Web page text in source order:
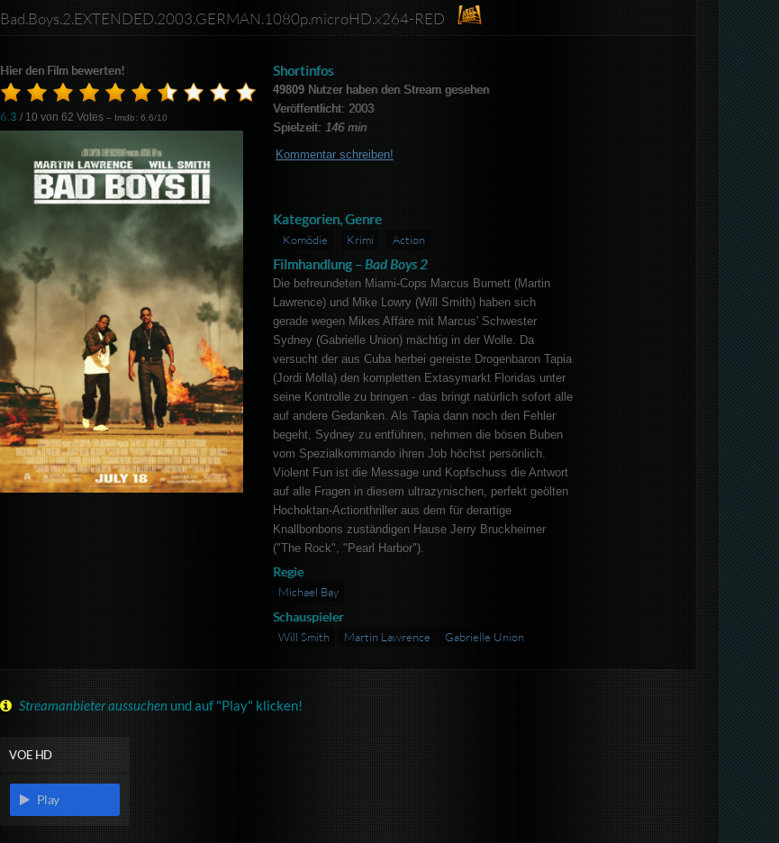
Bad.Boys.2.EXTENDED.2003.GERMAN.1080p.microHD.x264-RED
Hier den Film bewerten!
6.3 / 10 von62 Votes – Imdb: 6.6/10
Shortinfos
49809Nutzer haben den Stream gesehen
Veröffentlicht: 2003
Spielzeit: 146 min
Kommentar schreiben!
Kategorien, Genre
Komödie Krimi Action
Filmhandlung – Bad Boys 2
Die befreundeten Miami-Cops Marcus Burnett (Martin
Lawrence) und Mike Lowry (Will Smith) haben sich
gerade wegen Mikes Affäre mit Marcus' Schwester
Sydney (Gabrielle Union) mächtig in der Wolle. Da
versucht der aus Cuba herbei gereiste Drogenbaron Tapia
(Jordi Molla) den kompletten Extasymarkt Floridas unter
seine Kontrolle zu bringen - das bringt natürlich sofort alle
auf andere Gedanken. Als Tapia dann noch den Fehler
begeht, Sydney zu entführen, nehmen die bösen Buben
vom Spezialkommando ihren Job höchst persönlich.
Violent Fun ist die Message und Kopfschuss die Antwort
auf alle Fragen in diesem ultrazynischen, perfekt geölten
Hochoktan-Actionthriller aus dem für derartige
Knallbonbons zuständigen Hause Jerry Bruckheimer
("The Rock", "Pearl Harbor").
Regie
Michael Bay
Schauspieler
Will Smith Martin Lawrence Gabrielle Union
Streamanbieter aussuchen und auf "Play" klicken!
VOE HD
Play